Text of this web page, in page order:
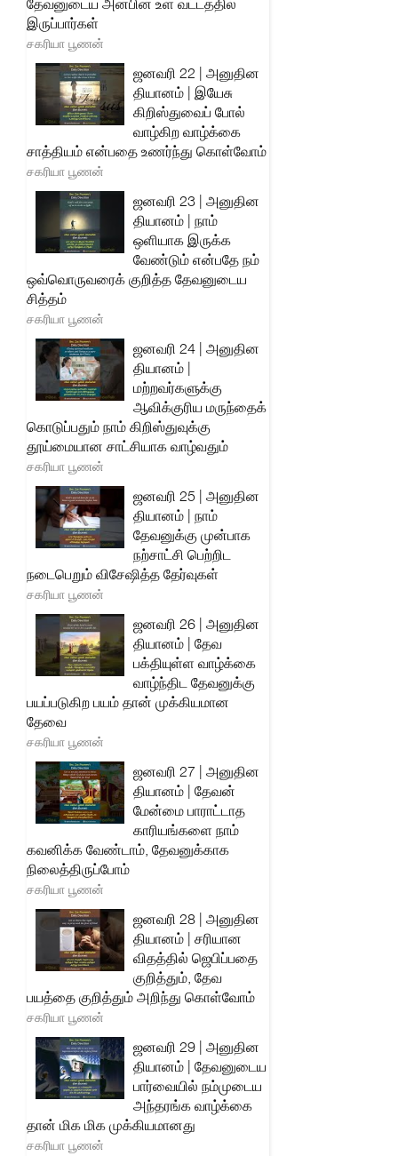
தேவனுடைய அன்பின் உள் வட்டத்தில்
இருப்பார்கள்
சகரியா பூணன்
ஜனவரி 22 | அனுதின
தியானம் | இயேசு
கிறிஸ்துவைப் போல்
வாழ்கிற வாழ்க்கை
சாத்தியம் என்பதை உணர்ந்து கொள்வோம்
சகரியா பூணன்
ஜனவரி 23 | அனுதின
தியானம் | நாம்
ஒளியாக இருக்க
வேண்டும் என்பதே நம்
ஒவ்வொருவரைக் குறித்த தேவனுடைய
சித்தம்
சகரியா பூணன்
ஜனவரி 24 | அனுதின
தியானம் |
மற்றவர்களுக்கு
ஆவிக்குரிய மருந்தைக்
கொடுப்பதும் நாம் கிறிஸ்துவுக்கு
தூய்மையான சாட்சியாக வாழ்வதும்
சகரியா பூணன்
ஜனவரி 25 | அனுதின
தியானம் | நாம்
தேவனுக்கு முன்பாக
நற்சாட்சி பெற்றிட
நடைபெறும் விசேஷித்த தேர்வுகள்
சகரியா பூணன்
ஜனவரி 26 | அனுதின
தியானம் | தேவ
பக்தியுள்ள வாழ்க்கை
வாழ்ந்திட தேவனுக்கு
பயப்படுகிற பயம் தான் முக்கியமான
தேவை
சகரியா பூணன்
ஜனவரி 27 | அனுதின
தியானம் | தேவன்
மேன்மை பாராட்டாத
காரியங்களை நாம்
கவனிக்க வேண்டாம், தேவனுக்காக
நிலைத்திருப்போம்
சகரியா பூணன்
ஜனவரி 28 | அனுதின
தியானம் | சரியான
விதத்தில் ஜெபிப்பதை
குறித்தும், தேவ
பயத்தை குறித்தும் அறிந்து கொள்வோம்
சகரியா பூணன்
ஜனவரி 29 | அனுதின
தியானம் | தேவனுடைய
பார்வையில் நம்முடைய
அந்தரங்க வாழ்க்கை
தான் மிக மிக முக்கியமானது
சகரியா பூணன்